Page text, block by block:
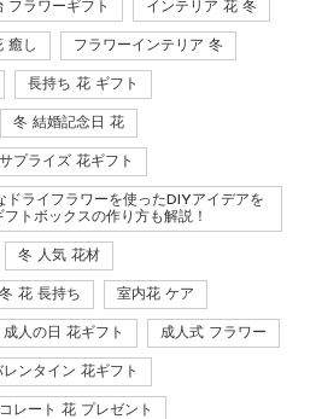
フラワーギフト インテリア 花 冬
癒し フラワーインテリア 冬
長持ち 花 ギフト
冬 結婚記念日 花
サプライズ 花ギフト
ドライフラワーを使ったDIYアイデアを
トボックスの作り方も解説！
冬 人気 花材
冬 花 長持ち 室内花 ケア
成人の日 花ギフト 成人式 フラワー
レンタイン 花ギフト
レート 花 プレゼント